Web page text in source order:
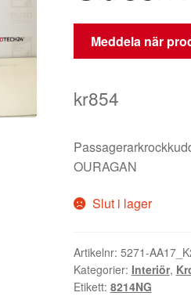
Meddela när
kr854
OURAGAN
Slut i lager
Artikelnr: 5271-
Kategorier: Interiör,
Etikett: 8214NG